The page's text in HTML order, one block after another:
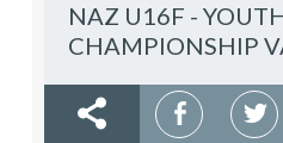
NAZ U16F -
CHAMPIONSHIP